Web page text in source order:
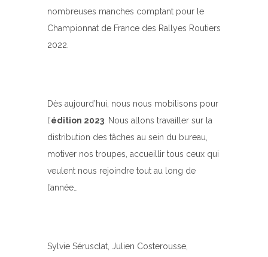
nombreuses manches comptant pour le
Championnat de France des Rallyes Routiers
2022.
Dès aujourd’hui, nous nous mobilisons pour
l’édition 2023 . Nous allons travailler sur la
distribution des tâches au sein du bureau,
motiver nos troupes, accueillir tous ceux qui
veulent nous rejoindre tout au long de
l’année…
Sylvie Sérusclat, Julien Costerousse,